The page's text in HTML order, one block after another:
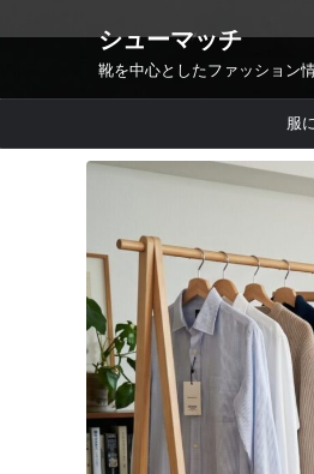
シューマッチ
靴を中心としたファッション
服